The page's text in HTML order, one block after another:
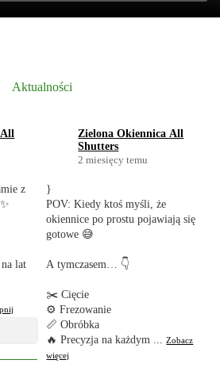
Aktualności
z
lat
Zielona Okiennica All
Shutters
2 miesięcy temu
}
POV: Kiedy ktoś myśli, że
okiennice po prostu pojawiają się
gotowe 😅
A tymczasem… 👇
✂️ Cięcie
⚙️ Frezowanie
📏 Obróbka
🔥 Precyzja na każdym ...Zobacz
więcej